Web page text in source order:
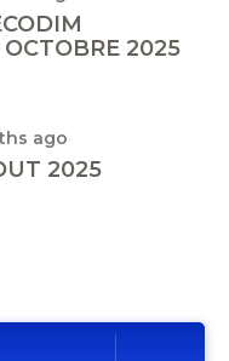
2025
ago
2025